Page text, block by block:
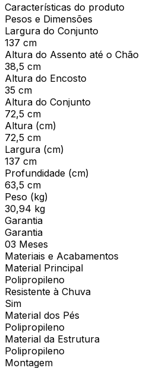
Características do produto
Pesos e Dimensões
Largura do Conjunto
137 cm
Altura do Assento até o Chão
38,5 cm
Altura do Encosto
35 cm
Altura do Conjunto
72,5 cm
Altura (cm)
72,5 cm
Largura (cm)
137 cm
Profundidade (cm)
63,5 cm
Peso (kg)
30,94 kg
Garantia
Garantia
03 Meses
Materiais e Acabamentos
Material Principal
Polipropileno
Resistente à Chuva
Sim
Material dos Pés
Polipropileno
Material da Estrutura
Polipropileno
Montagem